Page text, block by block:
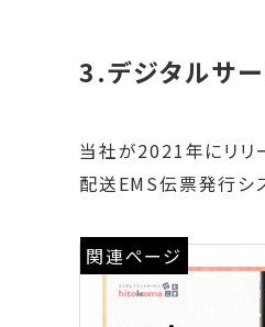
3.デジタルサ
当社が2021年にリリ
配送EMS伝票発行シ
関連ページ